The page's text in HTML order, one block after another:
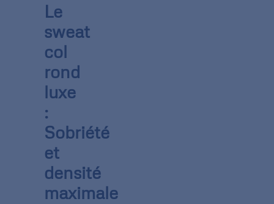
Le
sweat
col
rond
luxe
:
Sobriété
et
densité
maximale